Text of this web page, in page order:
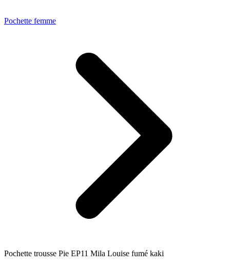
Pochette femme
Pochette trousse Pie EP11 Mila Louise fumé kaki